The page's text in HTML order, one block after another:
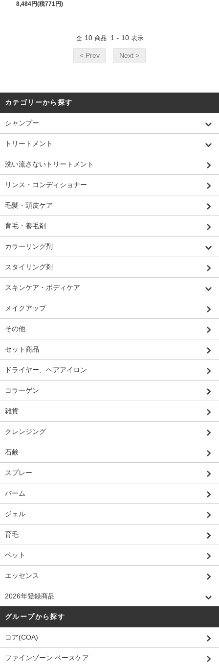
8,484円(税771円)
全 10 商品 1 - 10 表示
< Prev Next >
カテゴリーから探す
シャンプー
トリートメント
洗い流さないトリートメント
リンス・コンディショナー
毛髪・頭皮ケア
育毛・養毛剤
カラーリング剤
スタイリング剤
スキンケア・ボディケア
メイクアップ
その他
セット商品
ドライヤー、ヘアアイロン
コラーゲン
雑貨
クレンジング
石鹸
スプレー
バーム
ジェル
育毛
ペット
エッセンス
2026年登録商品
グループから探す
コア(COA)
ファインゾーン ベースケア